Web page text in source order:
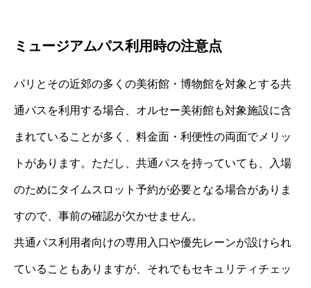
ミュージアムパス利用時の注意点
パリとその近郊の多くの美術館・博物館を対象とする共
通パスを利用する場合、オルセー美術館も対象施設に含
まれていることが多く、料金面・利便性の両面でメリッ
トがあります。ただし、共通パスを持っていても、入場
のためにタイムスロット予約が必要となる場合がありま
すので、事前の確認が欠かせません。
共通パス利用者向けの専用入口や優先レーンが設けられ
ていることもありますが、それでもセキュリティチェッ